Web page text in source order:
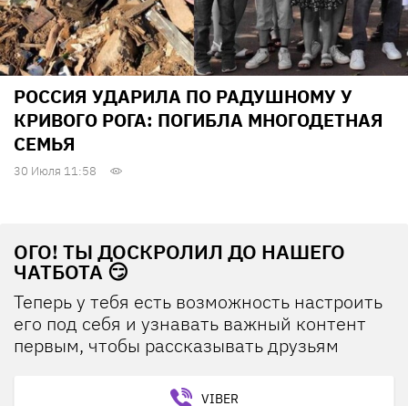
РОССИЯ УДАРИЛА ПО РАДУШНОМУ У
КРИВОГО РОГА: ПОГИБЛА МНОГОДЕТНАЯ
СЕМЬЯ
30 Июля 11:58
ОГО! ТЫ ДОСКРОЛИЛ ДО НАШЕГО
ЧАТБОТА 😏
Теперь у тебя есть возможность настроить
его под себя и узнавать важный контент
первым, чтобы рассказывать друзьям
VIBER